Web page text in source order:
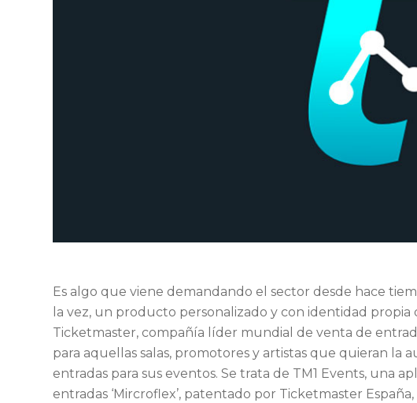
Es algo que viene demandando el sector desde hace
la vez, un producto personalizado y con identidad
Ticketmaster, compañía líder mundial de venta de
para aquellas salas, promotores y artistas que quieran la
entradas para sus eventos. Se trata de TM1 Events, una
entradas ‘Mircroflex’, patentado por Ticketmaster